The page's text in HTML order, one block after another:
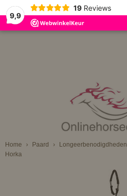
9,9
19 Reviews
Home › Paard › Longeerbenodigdheden
Horka